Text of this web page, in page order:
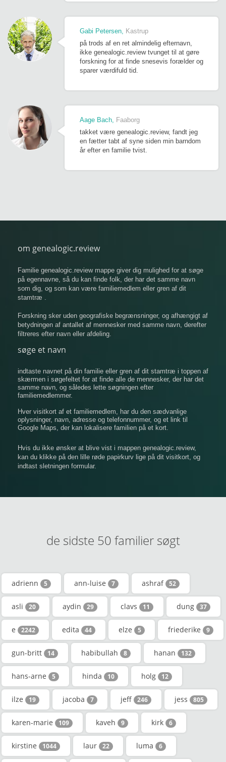
Gabi Petersen
Kastrup
på trods af en ret almindelig efternavn,
ikke genealogic.review tvunget til at gøre
forskning for at finde snesevis forælder og
sparer værdifuld tid.
Aage Bach
Faaborg
takket være genealogic.review, fandt jeg
en fætter tabt af syne siden min barndom
år efter en familie tvist.
om genealogic.review
Familie genealogic.review mappe giver dig mulighed for at søge
på egennavne, så du kan finde folk, der har det samme navn
som dig, og som kan være familiemedlem eller gren af ​​dit
stamtræ .
Forskning sker uden geografiske begrænsninger, og afhængigt af
betydningen af ​​antallet af mennesker med samme navn, derefter
filtreres efter navn eller afdeling.
søge et navn
indtaste navnet på din familie eller gren af ​​dit stamtræ i toppen af
​​skærmen i søgefeltet for at finde alle de mennesker, der har det
samme navn, og således lette søgningen efter
familiemedlemmer.
Hver visitkort af et familiemedlem, har du den sædvanlige
oplysninger, navn, adresse og telefonnummer, og et link til
Google Maps, der kan lokalisere familien på et kort.
Hvis du ikke ønsker at blive vist i mappen genealogic.review,
kan du klikke på den lille røde papirkurv lige på dit visitkort, og
indtast sletningen formular.
de sidste 50 familier søgt
adrienn 5 ann-luise 7 ashraf 52
asli 20 aydin 29 clavs 11 dung 37
e 2242 edita 44 elze 5 friederike 9
gun-britt 14 habibullah 8 hanan 132
hans-arne 5 hinda 10 holg 12
ilze 19 jacoba 7 jeff 246 jess 805
karen-marie 109 kaveh 9 kirk 6
kirstine 1044 laur 22 luma 6